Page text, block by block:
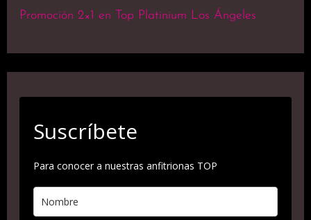
Promoción 2×1 en Top Platinium Los Ángeles
Suscríbete
Para conocer a nuestras anfitrionas TOP